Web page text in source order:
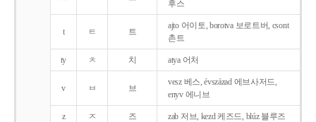
후스
t ㅌ 트
ajto 어이토, borotva 보로트버, csont
촌트
ty ㅊ 치 atya 어처
v ㅂ 브
vesz 베스, évszázad 에브사저드,
enyv 에니브
z ㅈ 즈 zab 저브, kezd 케즈드, blúz 블루즈